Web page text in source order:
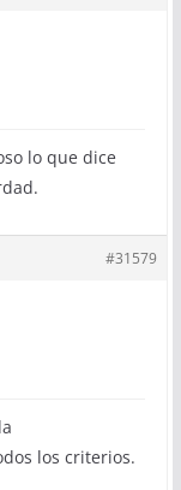
lo que dice
#31579
los criterios.